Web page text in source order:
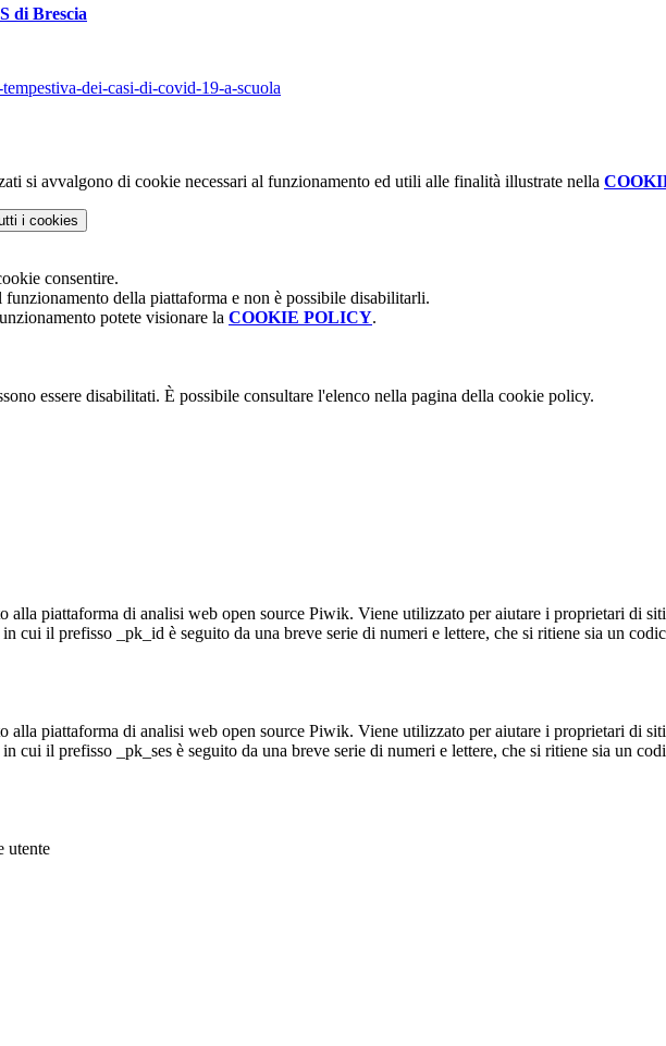
di Brescia
dei-casi-di-covid-19-a-scuola
si avvalgono di cookie necessari al funzionamento ed utili alle finalità illustrate nella
i cookies
consentire.
della piattaforma e non è possibile disabilitarli.
potete visionare la COOKIE POLICY.
essere disabilitati. È possibile consultare l'elenco nella pagina della cookie policy.
alla piattaforma di analisi web open source Piwik. Viene utilizzato per aiutare i proprietari di
cui il prefisso _pk_id è seguito da una breve serie di numeri e lettere, che si ritiene sia un
alla piattaforma di analisi web open source Piwik. Viene utilizzato per aiutare i proprietari di
cui il prefisso _pk_ses è seguito da una breve serie di numeri e lettere, che si ritiene sia un
utente